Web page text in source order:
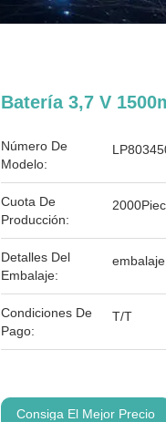
Batería 3,7 V
Número De
Modelo:
Cuota De
Producción:
Detalles Del
Embalaje:
Condiciones De
Pago:
T/T
Consiga El Mejor Precio